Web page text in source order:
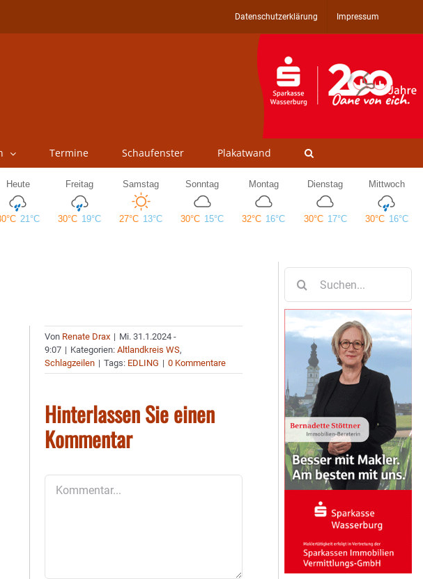
Datenschutzerklärung Impressum
Termine Schaufenster Plakatwand
Von Renate Drax | Mi. 31.1.2024 -
9:07 | Kategorien:Altlandkreis WS,
Schlagzeilen | Tags: EDLING | 0 Kommentare
Hinterlassen Sie einen
Kommentar
nach: